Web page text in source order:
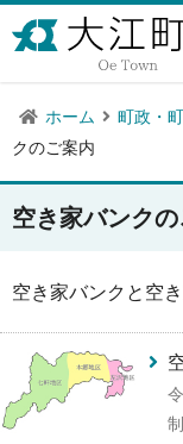
ホーム 町政・
クのご案内
空き家バンク
空き家バンクと空